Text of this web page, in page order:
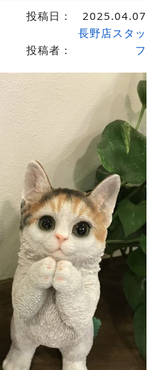
投稿日： 2025.04.07
投稿者：
長野店スタッ
フ